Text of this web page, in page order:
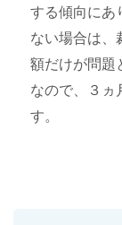
する傾向にあ
ない場合は、
額だけが問題
なので、３ヵ
す。